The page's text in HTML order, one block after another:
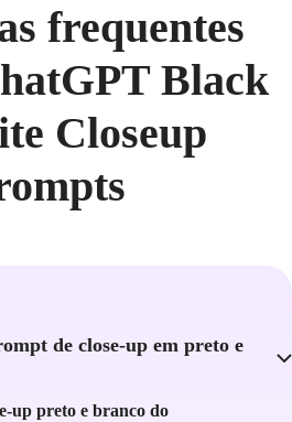
frequentes
Black
Closeup
de close-up em preto e
up preto e branco do